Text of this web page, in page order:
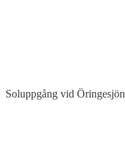
Soluppgång vid Öringesjön